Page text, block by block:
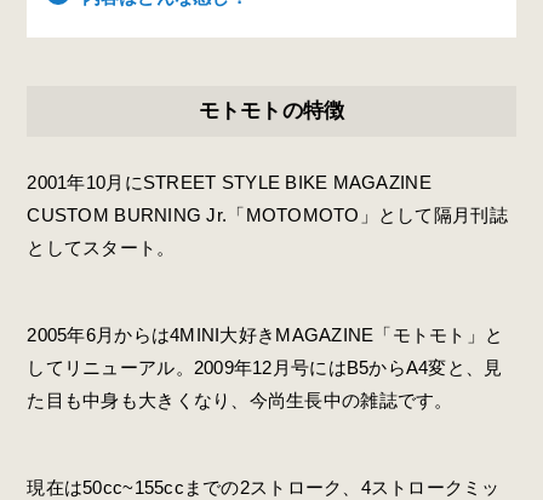
モトモトの特徴
2001年10月にSTREET STYLE BIKE MAGAZINE
CUSTOM BURNING Jr.「MOTOMOTO」として隔月刊誌
としてスタート。
2005年6月からは4MINI大好きMAGAZINE「モトモト」と
してリニューアル。2009年12月号にはB5からA4変と、見
た目も中身も大きくなり、今尚生長中の雑誌です。
現在は50cc~155ccまでの2ストローク、4ストロークミッ